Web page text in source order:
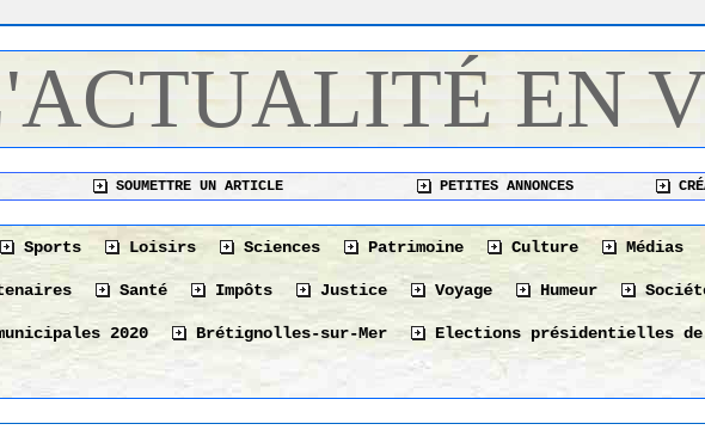
EN
SOUMETTRE UN ARTICLE PETITES ANNONCES
Sports Loisirs Sciences Patrimoine Culture Médias
Santé Impôts Justice Voyage Humeur
2020 Brétignolles-sur-Mer Elections présidentielles de